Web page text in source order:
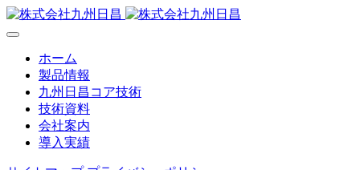
ホーム
製品情報
九州日昌コア技術
技術資料
会社案内
導入実績